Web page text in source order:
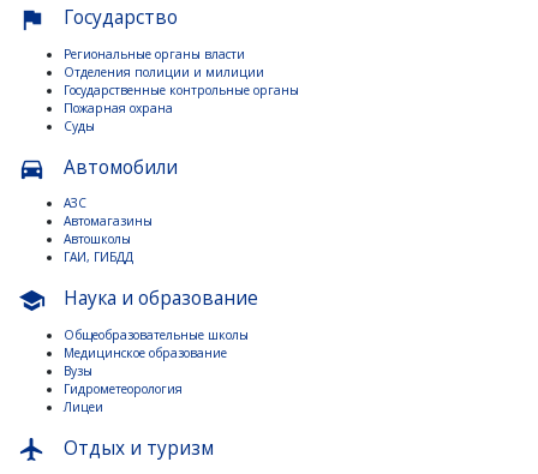
flag Государство
Региональные органы власти
Отделения полиции и милиции
Государственные контрольные органы
Пожарная охрана
Суды
directions_car Автомобили
АЗС
Автомагазины
Автошколы
ГАИ, ГИБДД
school Наука и образование
Общеобразовательные школы
Медицинское образование
Вузы
Гидрометеорология
Лицеи
flight Отдых и туризм